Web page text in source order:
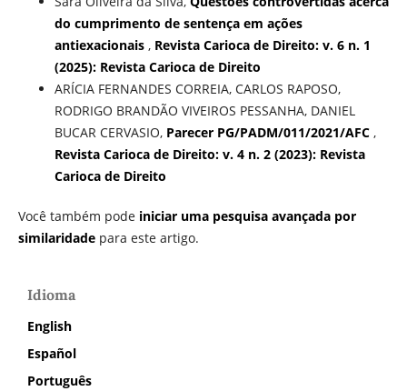
do cumprimento de sentença em ações
antiexacionais , Revista Carioca de Direito: v. 6 n. 1
(2025): Revista Carioca de Direito
ARÍCIA FERNANDES CORREIA, CARLOS RAPOSO,
RODRIGO BRANDÃO VIVEIROS PESSANHA, DANIEL
BUCAR CERVASIO, Parecer PG/PADM/011/2021/AFC ,
Revista Carioca de Direito: v. 4 n. 2 (2023): Revista
Carioca de Direito
Você também pode iniciar uma pesquisa avançada por
similaridadepara este artigo.
Idioma
English
Español
Português